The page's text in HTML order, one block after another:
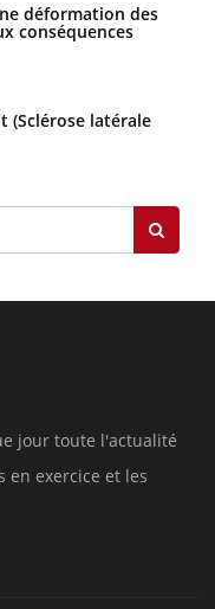
déformation des
conséquences
(Sclérose latérale
jour toute l'actualité
en exercice et les